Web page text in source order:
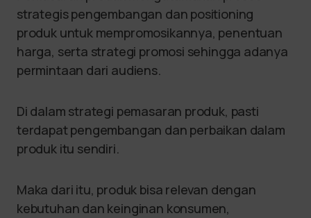
strategis pengembangan dan positioning
produk untuk mempromosikannya, penentuan
harga, serta strategi promosi sehingga adanya
permintaan dari audiens.
Di dalam strategi pemasaran produk, pasti
terdapat pengembangan dan perbaikan dalam
produk itu sendiri.
Maka dari itu, produk bisa relevan dengan
kebutuhan dan keinginan konsumen,